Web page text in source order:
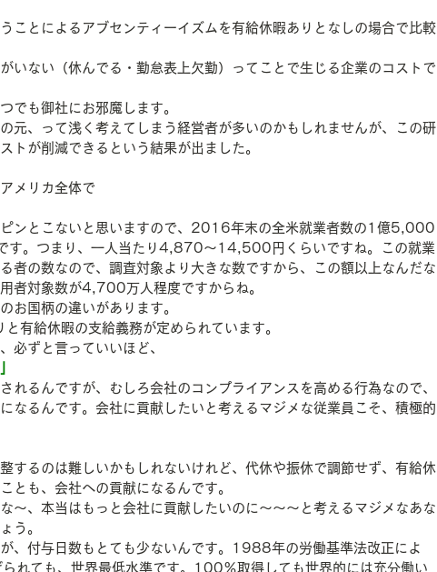
ことによるアブセンティーイズムを有給休暇ありとなしの場合で比較
いない（休んでる・勤怠表上欠勤）ってことで生じる企業のコストで
でも御社にお邪魔します。
元、って浅く考えてしまう経営者が多いのかもしれませんが、この研
トが削減できるという結果が出ました。
アメリカ全体で
ピンとこないと思いますので、2016年末の全米就業者数の1億5,000
す。つまり、一人当たり4,870～14,500円くらいですね。この就業
者の数なので、調査対象より大きな数ですから、この額以上なんだな
者対象数が4,700万人程度ですからね。
お国柄の違いがあります。
有給休暇の支給義務が定められています。
必ずと言っていいほど、
れるんですが、むしろ会社のコンプライアンスを高める行為なので、
なるんです。会社に貢献したいと考えるマジメな従業員こそ、積極的
するのは難しいかもしれないけれど、代休や振休で調節せず、有給休
とも、会社への貢献になるんです。
～、本当はもっと会社に貢献したいのに～～～と考えるマジメなあな
う。
、付与日数もとても少ないんです。1988年の労働基準法改正によ
れても、世界最低水準です。100％取得しても世界的には充分働い